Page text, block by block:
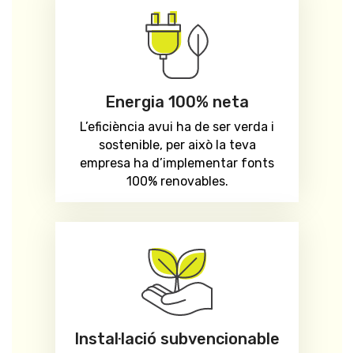
Energia 100% neta
L’eficiència avui ha de ser verda i
sostenible, per això la teva
empresa ha d’implementar fonts
100% renovables.
Instal·lació subvencionable​